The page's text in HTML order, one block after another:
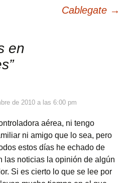
Cablegate →
en
”
de 2010 a las 6:00 pm
aérea, ni tengo
ni amigo que lo sea, pero
estos días he echado de
las noticias la opinión de algún
Si es cierto lo que se lee por